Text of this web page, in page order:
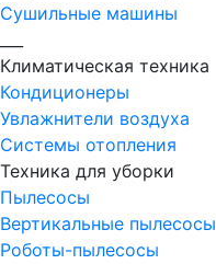
Сушильные машины
Климатическая техника
Кондиционеры
Увлажнители воздуха
Системы отопления
Техника для уборки
Пылесосы
Вертикальные пылесосы
Роботы-пылесосы